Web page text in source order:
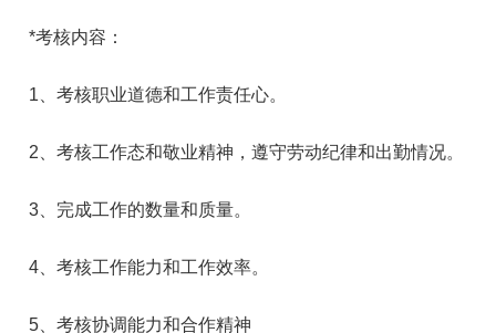
*考核内容：
1、考核职业道德和工作责任心。
2、考核工作态和敬业精神，遵守劳动纪律和出勤情况。
3、完成工作的数量和质量。
4、考核工作能力和工作效率。
5、考核协调能力和合作精神